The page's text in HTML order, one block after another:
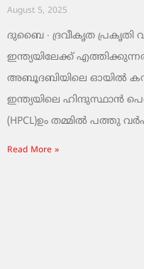
August 5, 2025
ദുബൈ ∙ ദ്രവീകൃത പ്രകൃതി
ഇന്ത്യയിലേക്ക്
അബൂദബിയിലെ ഓയിൽ
ഇന്ത്യയിലെ ഹിന്ദുസ്ഥാൻ
(HPCL)ഉം തമ്മിൽ പത്തു
Read More »